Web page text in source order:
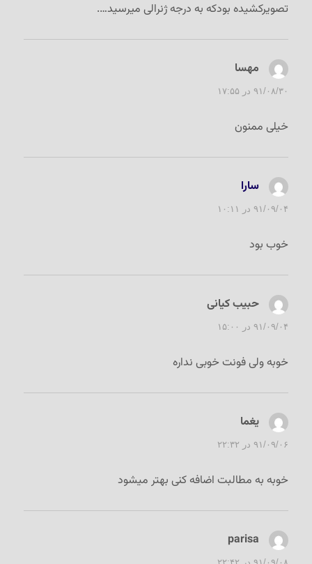
تصویرکشیده بودکه به درجه ژنرالی میرسید….
مهسا
۹۱/۰۸/۳۰ در ۱۷:۵۵
خیلی ممنون
سارا
۹۱/۰۹/۰۴ در ۱۰:۱۱
خوب بود
حبیب کیانی
۹۱/۰۹/۰۴ در ۱۵:۰۰
خوبه ولی فونت خوبی نداره
یغما
۹۱/۰۹/۰۶ در ۲۲:۳۲
خوبه به مطالبت اضافه کنی بهتر میشود
parisa